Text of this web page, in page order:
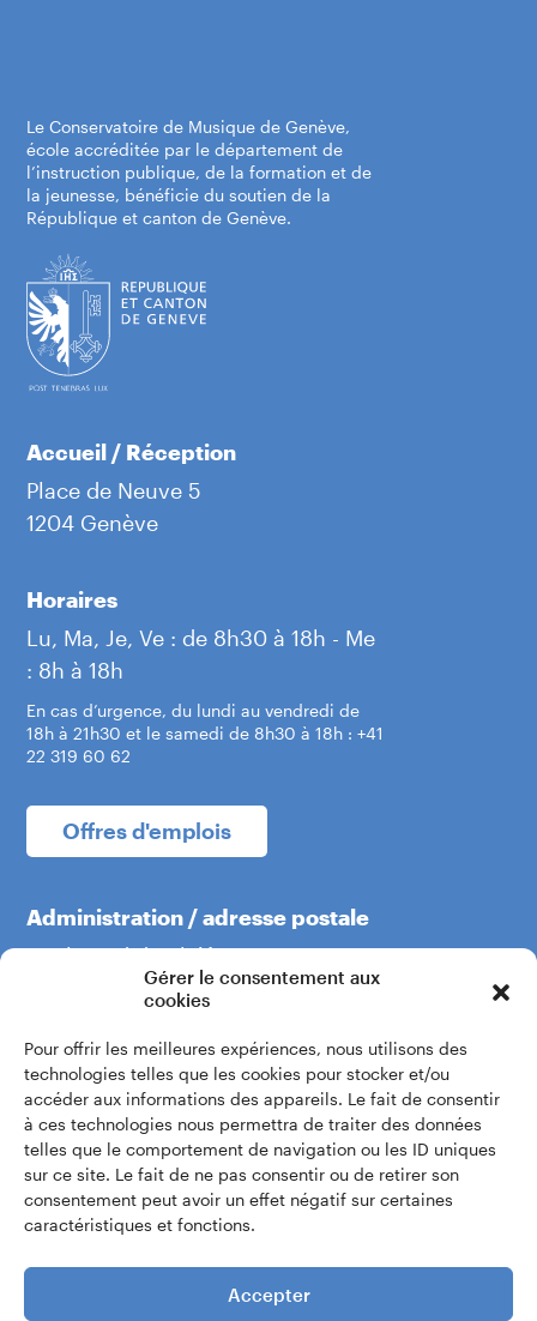
Gérer le consentement aux
cookies
Pour offrir les meilleures expériences, nous utilisons des
technologies telles que les cookies pour stocker et/ou
accéder aux informations des appareils. Le fait de consentir
à ces technologies nous permettra de traiter des données
telles que le comportement de navigation ou les ID uniques
sur ce site. Le fait de ne pas consentir ou de retirer son
consentement peut avoir un effet négatif sur certaines
caractéristiques et fonctions.
Accepter
Le Conservatoire de Musique de Genève,
école accréditée par le département de
l’instruction publique, de la formation et de
la jeunesse, bénéficie du soutien de la
République et canton de Genève.
Accueil / Réception
Place de Neuve 5
1204 Genève
Horaires
Lu, Ma, Je, Ve : de 8h30 à 18h - Me
: 8h à 18h
En cas d’urgence, du lundi au vendredi de
18h à 21h30 et le samedi de 8h30 à 18h : +41
22 319 60 62
Offres d'emplois
Administration / adresse postale
Boulevard du Théâtre 5
1204 Genève
+41 22 319 60 60
Écrivez-nous
Accès intranet